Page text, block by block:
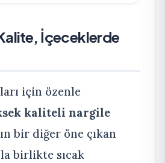
İçeceklerde
için özenle
kaliteli nargile
bir diğer öne çıkan
birlikte sıcak